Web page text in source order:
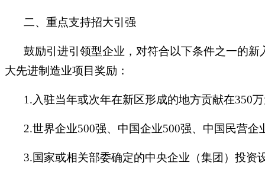
二、重点支持招大引强
鼓励引进引领型企业，对符合以下条件之一的
大先进制造业项目奖励：
1.入驻当年或次年在新区形成的地方贡献在350
2.世界企业500强、中国企业500强、中国民营
3.国家或相关部委确定的中央企业（集团）投资